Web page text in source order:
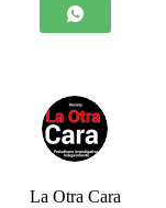
La Otra Cara